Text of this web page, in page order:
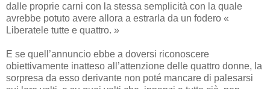
dalle proprie carni con la stessa semplicità con la quale
avrebbe potuto avere allora a estrarla da un fodero «
Liberatele tutte e quattro. »
E se quell’annuncio ebbe a doversi riconoscere
obiettivamente inatteso all’attenzione delle quattro donne, la
sorpresa da esso derivante non poté mancare di palesarsi